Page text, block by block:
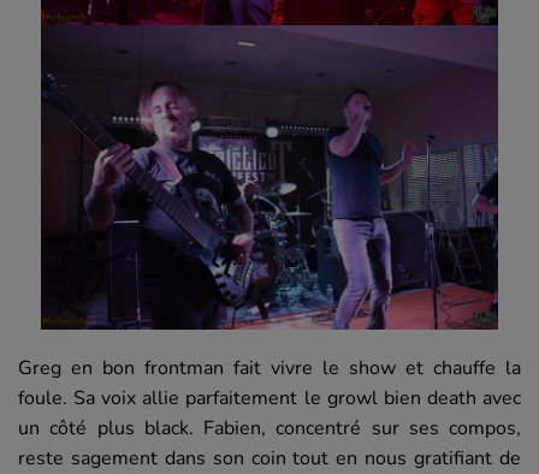
Greg en bon frontman fait vivre le show et chauffe la
foule. Sa voix allie parfaitement le growl bien death avec
un côté plus black. Fabien, concentré sur ses compos,
reste sagement dans son coin tout en nous gratifiant de